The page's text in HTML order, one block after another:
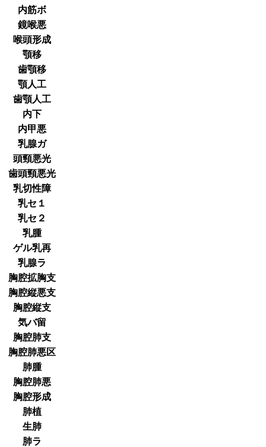
内筋ボ
鏡喉悪
喉頭形成
顎移
歯顎移
顎人工
歯顎人工
内下
内甲悪
乳腺ガ
頭頸悪光
歯頭頸悪光
乳切性障
乳セ１
乳セ２
乳腫
ゲル乳再
乳腺ラ
胸腔拡胸支
胸腔縦悪支
胸腔縦支
気バ留
胸腔肺支
胸腔肺悪区
肺腫
胸腔肺悪
胸腔形成
肺植
生肺
肺ラ